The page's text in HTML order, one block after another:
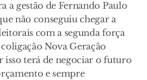
a gestão de Fernando Paulo
não conseguiu chegar a
com a segunda força
Nova Geração
isso terá de negociar o futuro
e sempre